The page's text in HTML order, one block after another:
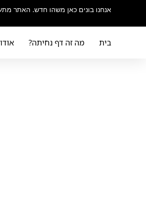
אנחנו בונים כאן משהו חדש. האתר
בית מה זה דף נחיתה?